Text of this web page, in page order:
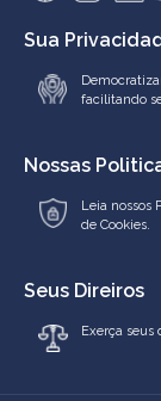
Sua
facilitando
Nossas
Leia nossos
de Cookies.
Seus Direiros
Exerça seus